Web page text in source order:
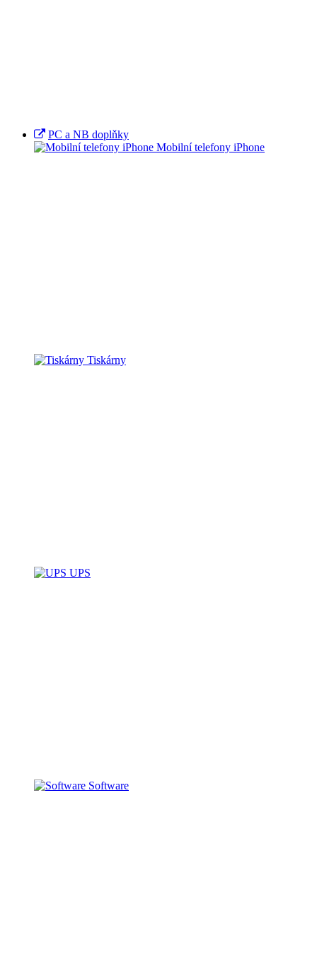
PC a NB doplňky
Mobilní telefony iPhone
Tiskárny
UPS
Software